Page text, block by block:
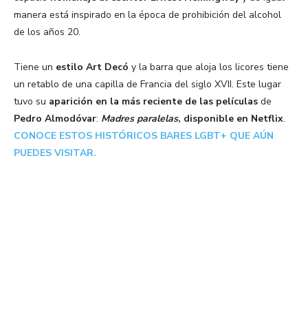
manera está inspirado en la época de prohibición del alcohol
de los años 20.
Tiene un estilo Art Decó y la barra que aloja los licores tiene
un retablo de una capilla de Francia del siglo XVII. Este lugar
tuvo su aparición en la más reciente de las películas de
Pedro Almodóvar: Madres paralelas, disponible en Netflix.
CONOCE ESTOS HISTÓRICOS BARES LGBT+ QUE AÚN
PUEDES VISITAR.